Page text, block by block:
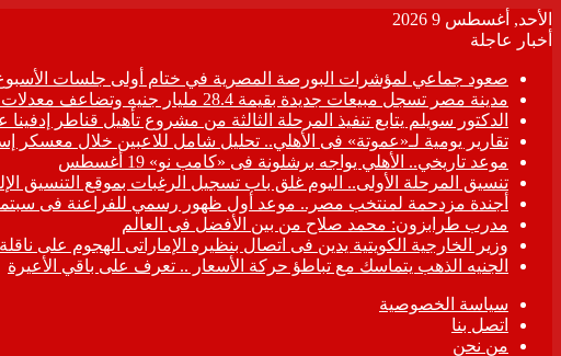
الأحد, أغسطس 9 2026
أخبار عاجلة
صعود جماعي لمؤشرات البورصة المصرية في ختام أولى جلسات
مدينة مصر تسجل مبيعات جديدة بقيمة 28.4 مليار جنيه وتضاعف معدلات التسليم خلال النصف الأول من 2026
الدكتور سويلم يتابع تنفيذ المرحلة الثالثة من مشروع تأهيل قناطر إدفينا
تقارير يومية لـ«عموتة» فى الأهلي.. تحليل شامل للاعبين خلال معسكر
موعد تاريخي.. الأهلي يواجه برشلونة فى «كامب نو» 19 أغسطس
تنسيق المرحلة الأولى.. اليوم غلق باب تسجيل الرغبات بموقع التنسيق
أجندة مزدحمة لمنتخب مصر.. موعد أول ظهور رسمي للفراعنة فى
مدرب طرابزون: محمد صلاح من بين الأفضل فى العالم
وزير الخارجية الكويتية يدين فى اتصال بنظيره الإماراتى الهجوم على
الجنيه الذهب يتماسك مع تباطؤ حركة الأسعار .. تعرف على باقي الأعيرة
سياسة الخصوصية
اتصل بنا
من نحن